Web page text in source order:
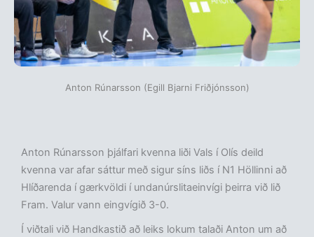
Anton Rúnarsson (Egill Bjarni Friðjónsson)
Anton Rúnarsson þjálfari kvenna liði Vals í Olís deild
kvenna var afar sáttur með sigur síns liðs í N1 Höllinni að
Hlíðarenda í gærkvöldi í undanúrslitaeinvígi þeirra við lið
Fram. Valur vann eingvígið 3-0.
Í viðtali við Handkastið að leiks lokum talaði Anton um að